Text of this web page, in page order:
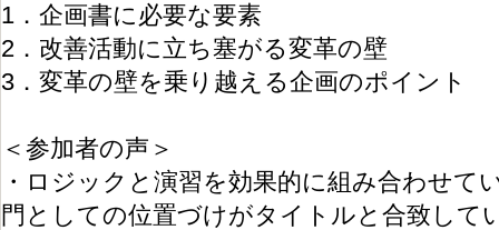
1．企画書に必要な要素
2．改善活動に立ち塞がる変革の壁
3．変革の壁を乗り越える企画のポイント
＜参加者の声＞
・ ロジックと演習を効果的に組み合わせて
門としての位置づけがタイトルと合致して